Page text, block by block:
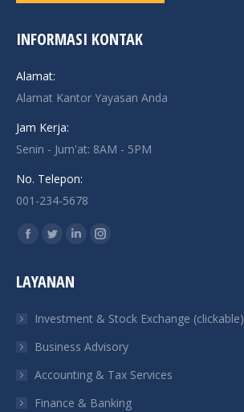
INFORMASI KONTAK
Alamat:
Alamat Kantor Yayasan Anda
Jam Kerja:
Senin - Jum'at: 8AM - 5PM
No. Telepon:
001-234-5678
Find us on:
Facebook
opens
new
window
Twitter
opens
new
window
Linkedin
new
window
Instagram
new
window
LAYANAN
Investment & Stock Exchange (clickable)
Business Advisory
Accounting & Tax Services
Finance & Banking